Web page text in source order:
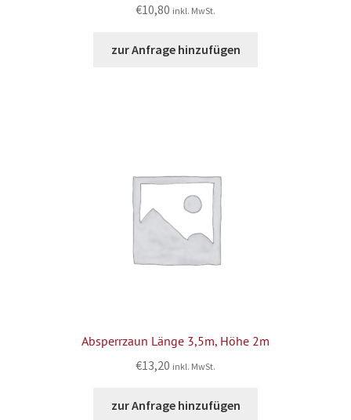
€10,80 inkl. MwSt.
zur Anfrage hinzufügen
Absperrzaun Länge 3,5m, Höhe 2m
€13,20 inkl. MwSt.
zur Anfrage hinzufügen